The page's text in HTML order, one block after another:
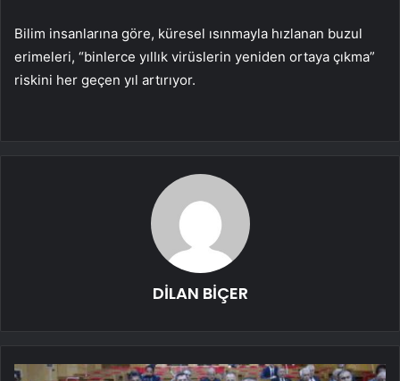
Bilim insanlarına göre, küresel ısınmayla hızlanan buzul
erimeleri, “binlerce yıllık virüslerin yeniden ortaya çıkma”
riskini her geçen yıl artırıyor.
DİLAN BİÇER